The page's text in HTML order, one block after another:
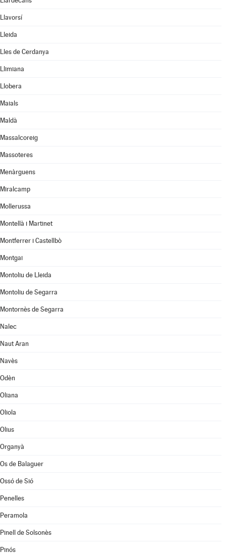
Llavorsí
Lleida
Lles de Cerdanya
Llimiana
Llobera
Maials
Maldà
Massalcoreig
Massoteres
Menàrguens
Miralcamp
Mollerussa
Montellà i Martinet
Montferrer i Castellbò
Montgai
Montoliu de Lleida
Montoliu de Segarra
Montornès de Segarra
Nalec
Naut Aran
Navès
Odèn
Oliana
Oliola
Olius
Organyà
Os de Balaguer
Ossó de Sió
Penelles
Peramola
Pinell de Solsonès
Pinós